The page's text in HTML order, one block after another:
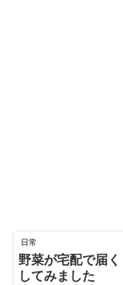
日常
野菜が宅配で届
してみました